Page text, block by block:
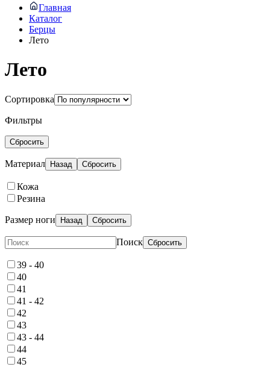
Главная
Каталог
Берцы
Лето
Лето
Сортировка
Фильтры
Сбросить
Материал Назад Сбросить
Кожа
Резина
Размер ноги Назад Сбросить
Поиск Сбросить
39 - 40
40
41
41 - 42
42
43
43 - 44
44
45